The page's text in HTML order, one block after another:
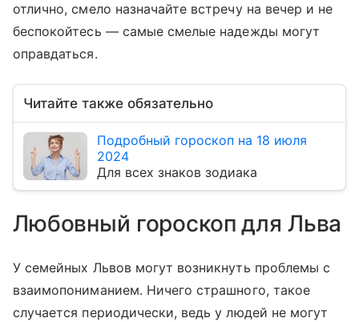
отлично, смело назначайте встречу на вечер и не
беспокойтесь — самые смелые надежды могут
оправдаться.
Читайте также обязательно
Подробный гороскоп на 18 июля
2024
Для всех знаков зодиака
Любовный гороскоп для Льва
У семейных Львов могут возникнуть проблемы с
взаимопониманием. Ничего страшного, такое
случается периодически, ведь у людей не могут